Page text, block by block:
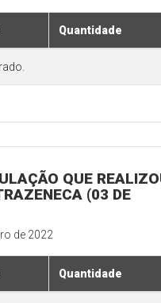
Quantidade
QUE
(03 DE
de 2022
Quantidade